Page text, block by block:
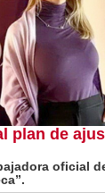
plan de
oficial